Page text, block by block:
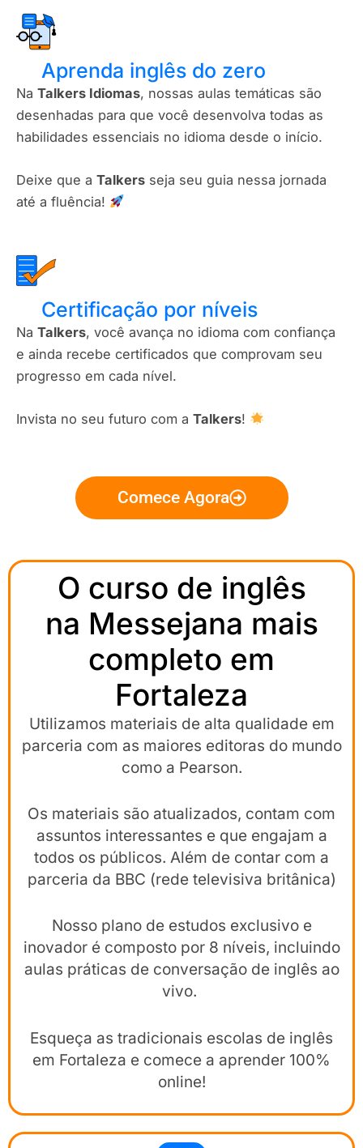
Aprenda inglês do zero
Na Talkers Idiomas, nossas aulas temáticas são
desenhadas para que você desenvolva todas as
habilidades essenciais no idioma desde o início.
Deixe que a Talkers seja seu guia nessa jornada
até a fluência!
Certificação por níveis​
Na Talkers, você avança no idioma com confiança
e ainda recebe certificados que comprovam seu
progresso em cada nível.
Invista no seu futuro com a Talkers!
Comece Agora
O curso de inglês
na Messejana mais
completo em
Fortaleza
Utilizamos materiais de alta qualidade em
parceria com as maiores editoras do mundo
como a Pearson.
Os materiais são atualizados, contam com
assuntos interessantes e que engajam a
todos os públicos. Além de contar com a
parceria da BBC (rede televisiva britânica)
Nosso plano de estudos exclusivo e
inovador é composto por 8 níveis, incluindo
aulas práticas de conversação de inglês ao
vivo.
Esqueça as tradicionais escolas de inglês
em Fortaleza e comece a aprender 100%
online!